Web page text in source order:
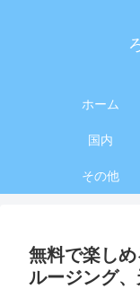
ホーム
国内
その他
無料で楽し
ルージング